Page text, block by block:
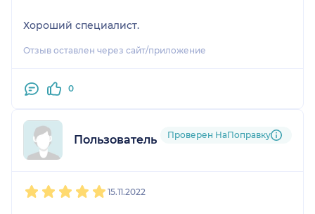
Хороший специалист.
Отзыв оставлен через сайт/приложение
0
Пользователь НаПоправку
Проверен НаПоправку
15.11.2022